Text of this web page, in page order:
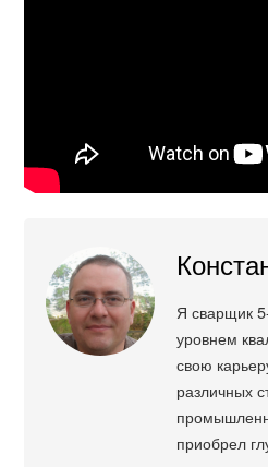
Я сварщик
уровнем
свою
различных
приобрел